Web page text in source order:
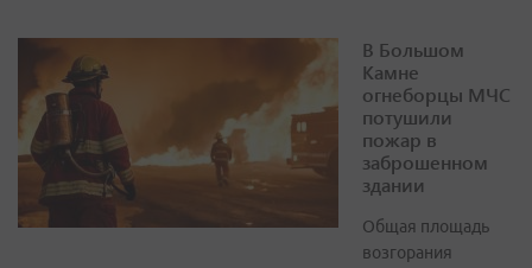
В Большом
Камне
огнеборцы МЧС
потушили
пожар в
заброшенном
здании
Общая площадь
возгорания